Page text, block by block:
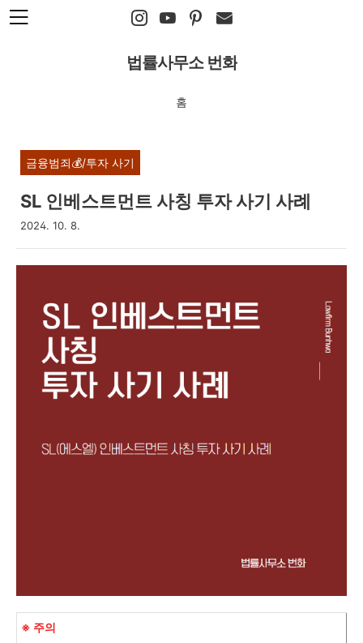
본문 바로가기
법률사무소 번화
홈
금융범죄💰/투자 사기
SL 인베스트먼트 사칭 투자 사기 사례
2024. 10. 8.
※ 주의